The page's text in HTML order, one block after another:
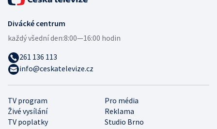
TV program
Pro média
Živé vysílání
Reklama
TV poplatky
Studio Brno
Divácké centrum
každý všední den:8:00—16:00 hodin
261 136 113
info@ceskatelevize.cz